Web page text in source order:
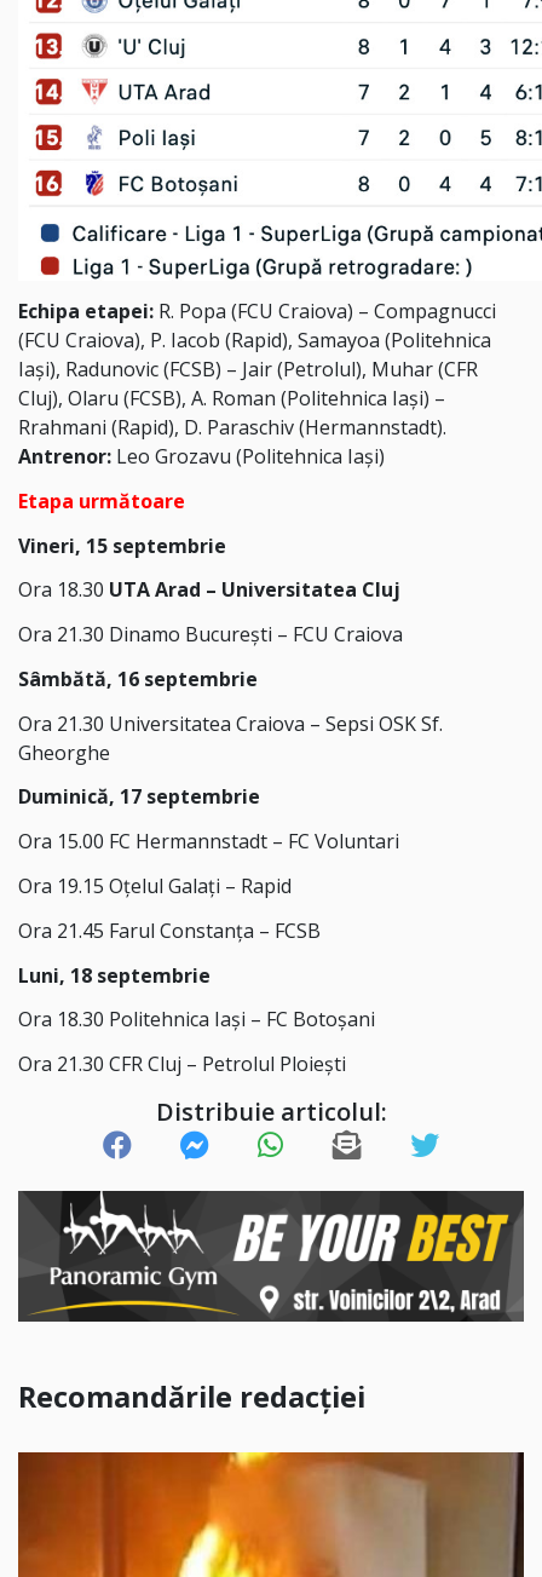
Echipa etapei: R. Popa (FCU Craiova) – Compagnucci
(FCU Craiova), P. Iacob (Rapid), Samayoa (Politehnica
Iași), Radunovic (FCSB) – Jair (Petrolul), Muhar (CFR
Cluj), Olaru (FCSB), A. Roman (Politehnica Iași) –
Rrahmani (Rapid), D. Paraschiv (Hermannstadt).
Antrenor: Leo Grozavu (Politehnica Iași)
Etapa următoare
Vineri, 15 septembrie
Ora 18.30 UTA Arad – Universitatea Cluj
Ora 21.30 Dinamo București – FCU Craiova
Sâmbătă, 16 septembrie
Ora 21.30 Universitatea Craiova – Sepsi OSK Sf.
Gheorghe
Duminică, 17 septembrie
Ora 15.00 FC Hermannstadt – FC Voluntari
Ora 19.15 Oțelul Galați – Rapid
Ora 21.45 Farul Constanța – FCSB
Luni, 18 septembrie
Ora 18.30 Politehnica Iași – FC Botoșani
Ora 21.30 CFR Cluj – Petrolul Ploiești
Distribuie articolul:
Recomandările redacției